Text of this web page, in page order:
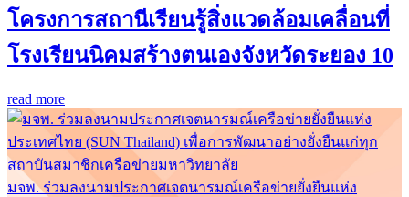
โครงการสถานีเรียนรู้สิ่งแวดล้อมเคลื่อนที่
โรงเรียนนิคมสร้างตนเองจังหวัดระยอง 10
read more
มจพ. ร่วมลงนามประกาศเจตนารมณ์เครือข่ายยั่งยืนแห่ง